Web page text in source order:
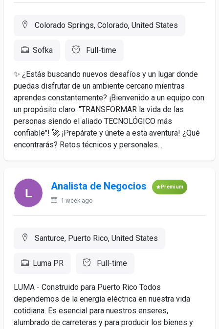
Colorado Springs, Colorado, United States
Sofka Full-time
✨ ¿Estás buscando nuevos desafíos y un lugar donde
puedas disfrutar de un ambiente cercano mientras
aprendes constantemente? ¡Bienvenido a un equipo con
un propósito claro: "TRANSFORMAR la vida de las
personas siendo el aliado TECNOLÓGICO más
confiable"! 🚀 ¡Prepárate y únete a esta aventura! ¿Qué
encontrarás? Retos técnicos y personales...
Analista de Negocios Premium
1 week ago
Santurce, Puerto Rico, United States
Luma PR Full-time
LUMA - Construido para Puerto Rico Todos
dependemos de la energía eléctrica en nuestra vida
cotidiana. Es esencial para nuestros enseres,
alumbrado de carreteras y para producir los bienes y